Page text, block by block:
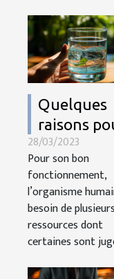
Quelques
raisons
lesquelles il
faut
de l’eau
28/03/2023
Pour son bon
fonctionnement,
l’organisme
besoin de plusieurs
ressources dont
certaines sont